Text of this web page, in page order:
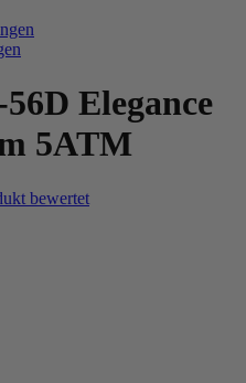
Elegance
5ATM
bewertet